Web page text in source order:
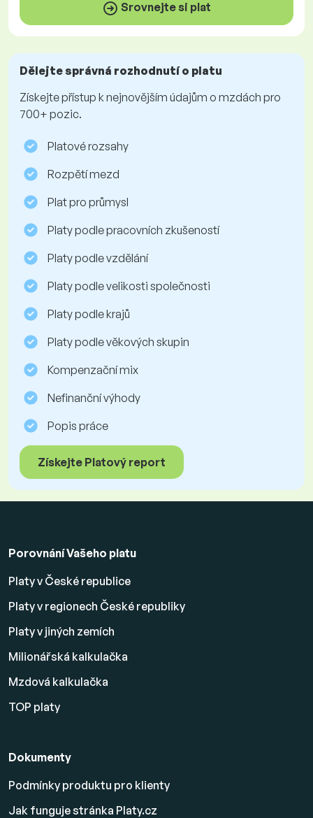
Srovnejte si plat
Dělejte správná rozhodnutí o platu
Získejte přístup k nejnovějším údajům o mzdách pro
700+ pozic.
Platové rozsahy
Rozpětí mezd
Plat pro průmysl
Platy podle pracovních zkušeností
Platy podle vzdělání
Platy podle velikosti společnosti
Platy podle krajů
Platy podle věkových skupin
Kompenzační mix
Nefinanční výhody
Popis práce
Získejte Platový report
Porovnání Vašeho platu
Platy v České republice
Platy v regionech České republiky
Platy v jiných zemích
Milionářská kalkulačka
Mzdová kalkulačka
TOP platy
Dokumenty
Podmínky produktu pro klienty
Jak funguje stránka Platy.cz